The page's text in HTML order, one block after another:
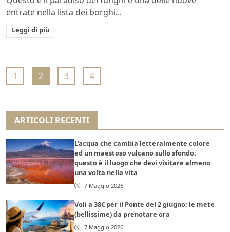
entrate nella lista dei borghi...
Leggi di più
1 2 3 4
ARTICOLI RECENTI
L’acqua che cambia letteralmente colore
ed un maestoso vulcano sullo sfondo:
questo è il luogo che devi visitare almeno
una volta nella vita
7 Maggio 2026
Voli a 38€ per il Ponte del 2 giugno: le mete
(bellissime) da prenotare ora
7 Maggio 2026